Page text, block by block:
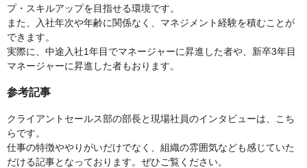
プ・スキルアップを目指せる環境です。
また、入社年次や年齢に関係なく、マネジメント経験を積むことが
できます。
実際に、中途入社1年目でマネージャーに昇進した者や、新卒3年目
マネージャーに昇進した者もおります。
参考記事
クライアントセールス部の部長と現場社員のインタビューは、こち
らです。
仕事の特徴ややりがいだけでなく、組織の雰囲気なども感じていた
だける記事となっております。ぜひご覧ください。